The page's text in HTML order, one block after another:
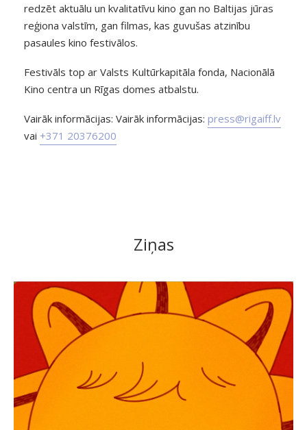
redzēt aktuālu un kvalitatīvu kino gan no Baltijas jūras
reģiona valstīm, gan filmas, kas guvušas atzinību
pasaules kino festivālos.
Festivāls top ar Valsts Kultūrkapitāla fonda, Nacionālā
Kino centra un Rīgas domes atbalstu.
Vairāk informācijas: Vairāk informācijas: press@rigaiff.lv
vai +371 20376200
Ziņas